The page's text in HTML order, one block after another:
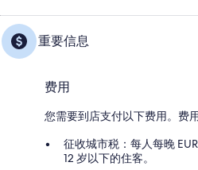
重要信息
费用
您需要到店支付以下费用。费
征收城市税：每人每晚
12 岁以下的住客。